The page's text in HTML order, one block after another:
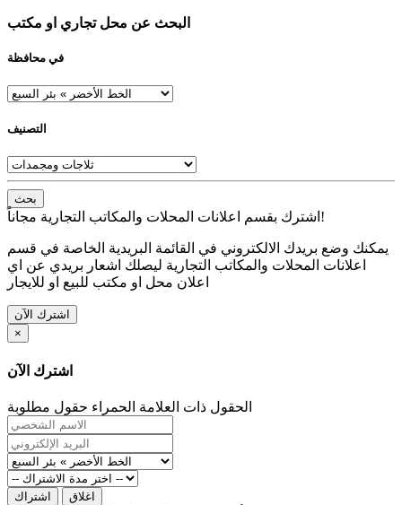
البحث عن محل تجاري او مكتب
في محافظة
التصنيف
بحث
اشترك بقسم اعلانات المحلات والمكاتب التجارية مجاناً!
يمكنك وضع بريدك الالكتروني في القائمة البريدية الخاصة في قسم
اعلانات المحلات والمكاتب التجارية ليصلك اشعار بريدي عن اي
اعلان محل او مكتب للبيع او للايجار
اشترك الآن
×
اشترك الآن
الحقول ذات العلامة الحمراء حقول مطلوبة
اشتراك اغلاق